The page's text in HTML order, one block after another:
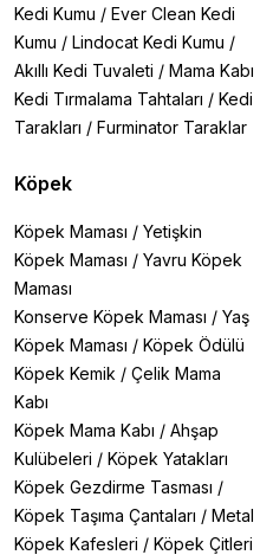
Kedi Kumu / Ever Clean Kedi
Kumu / Lindocat Kedi Kumu /
Akıllı Kedi Tuvaleti / Mama Kabı
Kedi Tırmalama Tahtaları / Kedi
Tarakları / Furminator Taraklar
Köpek
Köpek Maması / Yetişkin
Köpek Maması / Yavru Köpek
Maması
Konserve Köpek Maması / Yaş
Köpek Maması / Köpek Ödülü
Köpek Kemik / Çelik Mama
Kabı
Köpek Mama Kabı / Ahşap
Kulübeleri / Köpek Yatakları
Köpek Gezdirme Tasması /
Köpek Taşıma Çantaları / Metal
Köpek Kafesleri / Köpek Çitleri